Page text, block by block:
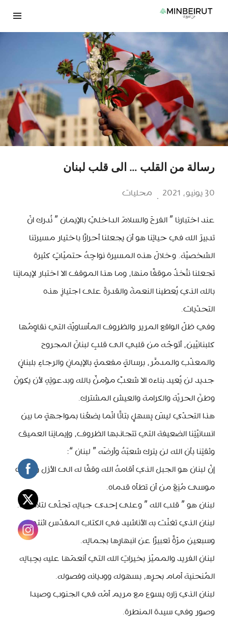
انتقل
رسالة من القلب … الى قلب لبنان
30 يونيو، 2021 محليات
عند اختبارنا ” الفرحَ والسلامَ الداخليّ بالإيمان ” نُدرك انّ
تدبيرَ الله في حياتِنا هو أن يجعلنا أحرارًا باختيار مسيرتنا
الشخصيّة. وخلالَ هذه المسيرة نواجِهُ حتميّاتٍ كثيرة
تجعلنا نتّخذُ موقفًا منها، وما هذا الموقف الا اختبار لإيمانِنا
بالله الذي يُعطينا النعمةَ والقدرةَ على اجتيازِ هذه
التحدّيات.
وفي ظلّ الواقع المرير والظروف المأساويّة التي نقاوِمُها
كلبنانيّين، أتوجّه من قلبي الى قلبِ لبنانَ المجروح
والمعذّب والمدمَّر، برسالةٍ مفعمةٍ بالإيمانِ والرجاءِ بلبنانٍ
جديد لن يُعيد بناءه الا شعبٌ مؤمنٌ بالله وبدعوتِهِ لأن يكونَ
وطنَ الحريّة والكرامة والعيش المشترك.
هذا التحدّي ليسَ بِسهلٍ بتاتًا انّما يضعُنا بمواجهةٍ ما بين
انسانيّتِنا الضعيفة التي تتجاذبها الظروف، وإيمانِنا العميق
وثقتِنا بأن الله لن يترك شعبَهُ وأرضَه ” لبنان “:
إنّ لبنان هو الجبل الذي أقامهُ الله وقفًا له الى الأزل وحتى
موسى مُنِعَ من أن تطأه قدماه.
لبنان هو ” قلب الله ” وعلى إحدى جبالِه تجلّى لتلاميذه.
لبنان الذي تغنّت به الأناشيد في الكتاب المقدّس اثنتي
وسبعين مرّةً تعبيرًا عن انبهارِها بجمالِه.
لبنان الفريد والمميّز بخيراتِ الله التي أنعمَها عليه بجِبالِه
المُنحنية أمام بحرِه، بسهوله ووديانه وفصوله.
لبنان الذي زاره يسوع مع مريم أمّه في الجنوب وصيدا
وصور وفي سيدة المنطرة.